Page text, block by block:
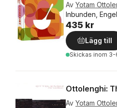
Av Yotam
Inbunden,
435 kr
Lägg till
Skickas inom 3-
Ottolenghi:
Av Yotam